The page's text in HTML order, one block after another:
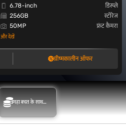
6.78-inch
डिस्प्ले
256GB
स्टोरेज
50MP
फ्रंट कैमरा
और देखें
ग्रीष्मकालीन ऑफर
महा बचत के साथ